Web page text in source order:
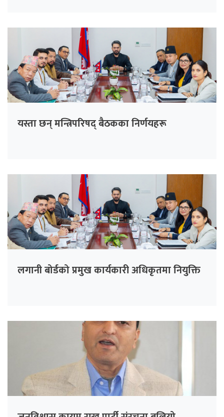
यस्ता छन् मन्त्रिपरिषद् बैठकका निर्णयहरू
लगानी बोर्डको प्रमुख कार्यकारी अधिकृतमा नियुक्ति